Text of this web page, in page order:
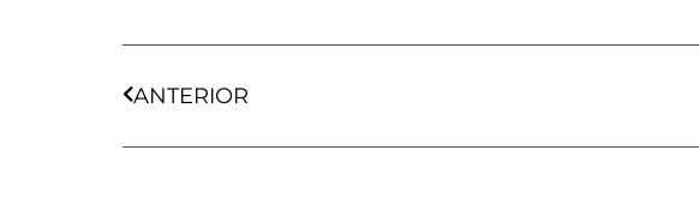
ANTERIOR